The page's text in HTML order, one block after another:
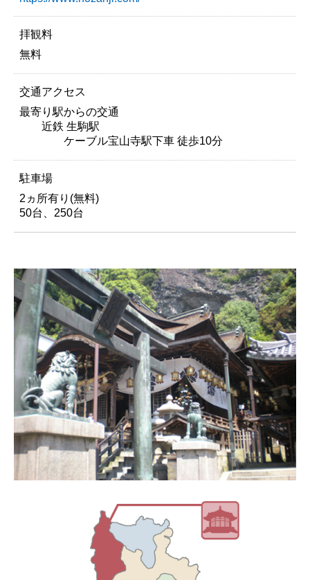
拝観料
無料
交通アクセス
最寄り駅からの交通
近鉄 生駒駅
ケーブル宝山寺駅下車 徒歩10分
駐車場
2ヵ所有り(無料)
50台、250台